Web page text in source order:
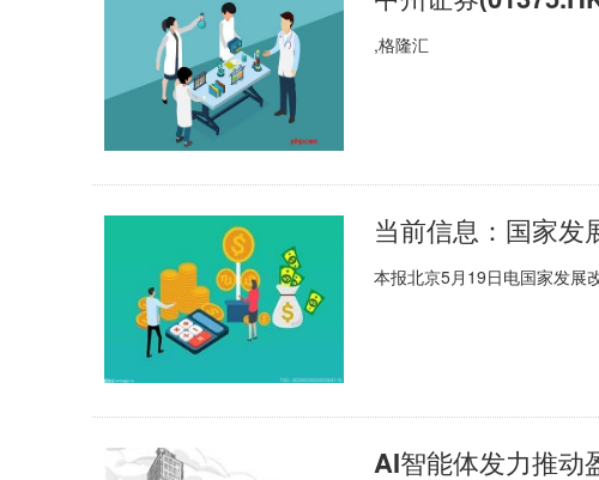
,格隆汇
本报北京5月19日电国家发展